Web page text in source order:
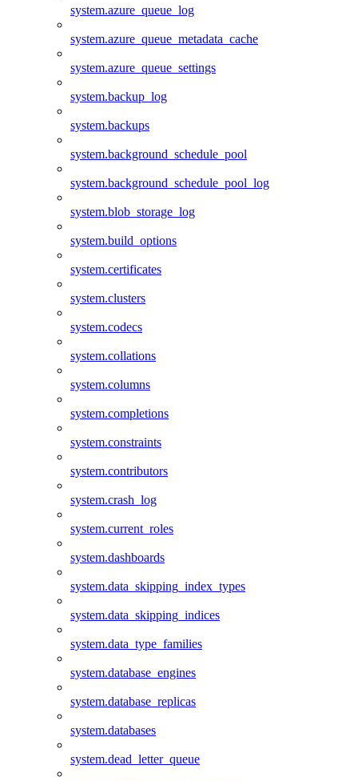
system.azure_queue_log
system.azure_queue_metadata_cache
system.azure_queue_settings
system.backup_log
system.backups
system.background_schedule_pool
system.background_schedule_pool_log
system.blob_storage_log
system.build_options
system.certificates
system.clusters
system.codecs
system.collations
system.columns
system.completions
system.constraints
system.contributors
system.crash_log
system.current_roles
system.dashboards
system.data_skipping_index_types
system.data_skipping_indices
system.data_type_families
system.database_engines
system.database_replicas
system.databases
system.dead_letter_queue